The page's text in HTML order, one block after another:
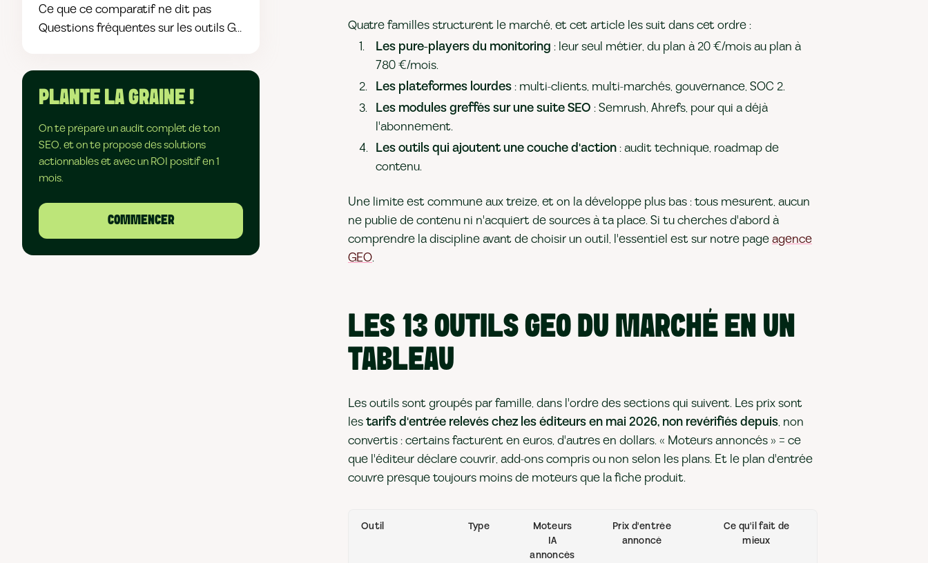
Ce que ce comparatif ne dit pas
Questions fréquentes sur les outils GEO
PLANTE LA GRAINE !
On te prépare un audit complet de ton
SEO, et on te propose des solutions
actionnables et avec un ROI positif en 1
mois.
COMMENCER
Quatre familles structurent le marché, et cet article les suit dans cet ordre :
Les pure-players du monitoring : leur seul métier, du plan à 20 €/mois au plan à
780 €/mois.
Les plateformes lourdes : multi-clients, multi-marchés, gouvernance, SOC 2.
Les modules greffés sur une suite SEO : Semrush, Ahrefs, pour qui a déjà
l'abonnement.
Les outils qui ajoutent une couche d'action : audit technique, roadmap de
contenu.
Une limite est commune aux treize, et on la développe plus bas : tous mesurent, aucun
ne publie de contenu ni n'acquiert de sources à ta place. Si tu cherches d'abord à
comprendre la discipline avant de choisir un outil, l'essentiel est sur notre pageagence
GEO.
LES 13 OUTILS GEO DU MARCHÉ EN UN
TABLEAU
Les outils sont groupés par famille, dans l'ordre des sections qui suivent. Les prix sont
lestarifs d'entrée relevés chez les éditeurs en mai 2026, non revérifiés depuis, non
convertis : certains facturent en euros, d'autres en dollars. « Moteurs annoncés » = ce
que l'éditeur déclare couvrir, add-ons compris ou non selon les plans. Et le plan d'entrée
couvre presque toujours moins de moteurs que la fiche produit.
Outil Type
Moteurs
IA
annoncés
Prix d'entrée
annoncé
Ce qu'il fait de
mieux